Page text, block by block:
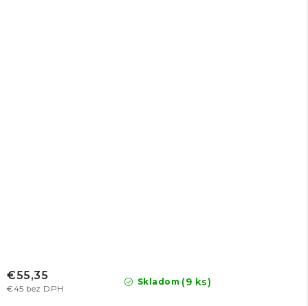
Skladom (9 ks)
€45 bez DPH
€55,35